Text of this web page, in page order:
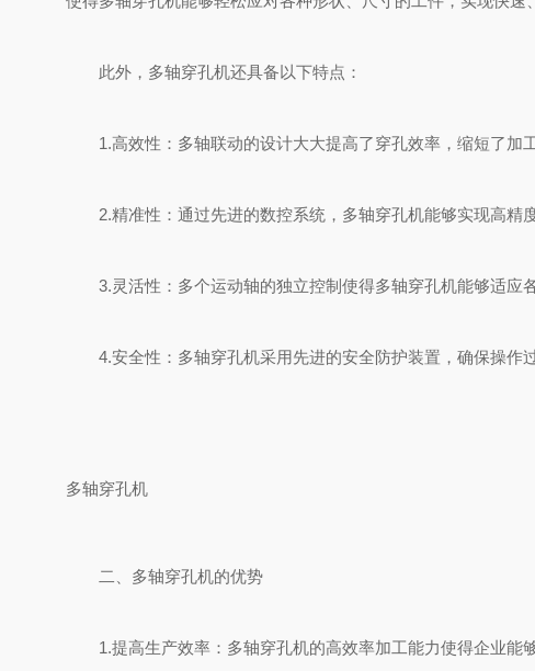
此外，多轴穿孔机还具备以下特点：
1.高效性：多轴联动的设计大大提高了穿孔效率，缩短了加工
2.精准性：通过先进的数控系统，多轴穿孔机能够实现高精度
3.灵活性：多个运动轴的独立控制使得多轴穿孔机能够适应各
4.安全性：多轴穿孔机采用先进的安全防护装置，确保操作过
多轴穿孔机
二、多轴穿孔机的优势
1.提高生产效率：多轴穿孔机的高效率加工能力使得企业能够